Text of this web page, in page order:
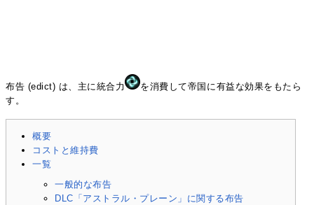
布告 (edict) は、主に統合力
を消費して帝国に有益な効果をもたら
す。
概要
コストと維持費
一覧
一般的な布告
DLC「アストラル・プレーン」に関する布告